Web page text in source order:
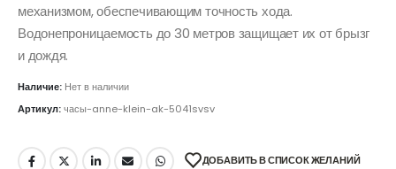
механизмом, обеспечивающим точность хода.
Водонепроницаемость до 30 метров защищает их от брызг
и дождя.
Наличие: Нет в наличии
Артикул:часы-anne-klein-ak-5041svsv
ДОБАВИТЬ В СПИСОК ЖЕЛАНИЙ